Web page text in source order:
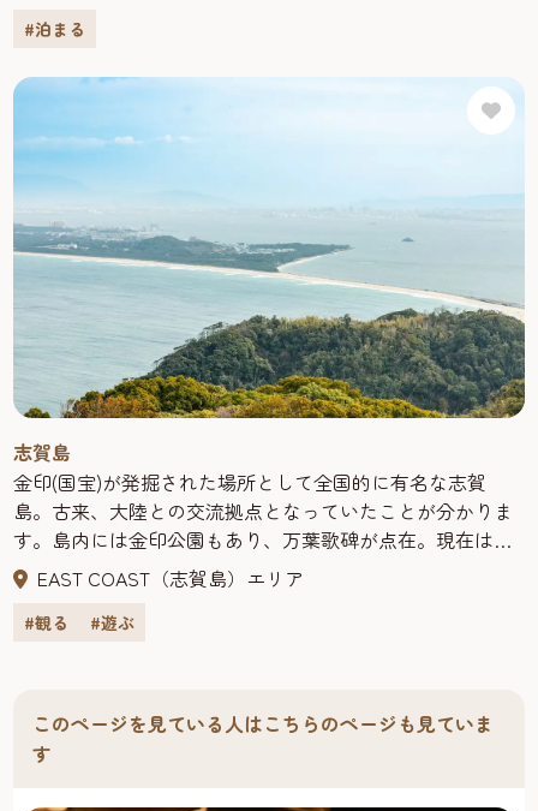
だけます。また、平成17年にオープンした温泉館「金印の
温泉に入れば、日々の疲れがたちどころにとれていくよう
［玄海グルメ］夕食は、バイキング形式で玄界灘の四季
は、玄界灘の旬の海の幸をお刺身で楽しめます。他にも、
季節の一品料理や、ご宴会料理（要問い合わせ）などもご
用意しています。また、休暇村では、玄海灘が一望できる
イタリアンレストラン「アイランド」を併設。自慢は季節
の素材を使用したシェフオリジナルのパスタ。お得なラン
チコースもあります（営業時間11:00～17:00）。
［ふれあいプラン］休暇村では、朝食前の30分程度自然を
感じながら楽しく歩く「お散歩会」を毎日実施していま
す。その他にも4月〜5月には珍しい「ニューサニーオレン
ジ」狩りや、8月には「スキューバーダイビング」体験な
ど、志賀島ならではのふれあいプランをお楽しみいただけ
ます。
［休暇村海水浴場］本館前に広がる白浜のビーチは全長
800m。透明度が高く、波の穏やかな海水浴場として人気。
沖に点在する島々や玄界灘に落ちる夕陽の眺めも魅力で
す。夏季はシャワー、更衣室、売店、プールを完備してお
という小さなお子様も安心して遊ぶことができます。※駐
車場有/無料
#泊まる
志賀島
金印(国宝)が発掘された場所として全国的に有名な志賀
島。古来、大陸との交流拠点となっていたことが分かりま
す。島内には金印公園もあり、万葉歌碑が点在。現在は、
海や自然を感じる福岡市のリゾート地。海水浴、ヨット、
ウインドサーフィンなどマリンレジャー・スポットとして
はもちろん、新鮮な魚介類が島の食事処で楽しめます。潮
志賀島は近接する「海の中道海浜公園」とともに福岡市を
代表する観光スポットとして知られています。志賀島へ向
かう道（通称「道切」）は博多湾と玄界灘の2つの海に挟ま
EAST COAST（志賀島）エリア
#観る #遊ぶ
このページを見ている人はこちらのページも見ていま
す